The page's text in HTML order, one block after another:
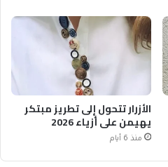
الأزرار تتحول إلى تطريز مبتكر
يهيمن على أزياء 2026
منذ 6 أيام